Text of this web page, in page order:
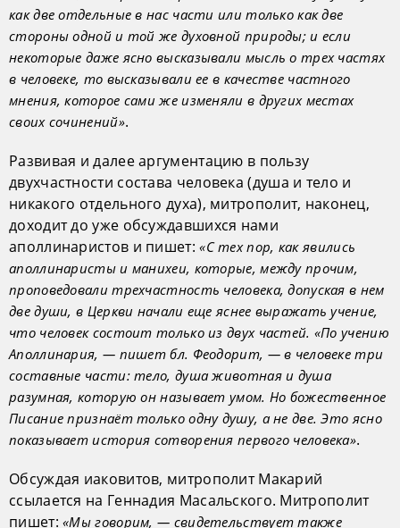
как две отдельные в нас части или только как две
стороны одной и той же духовной природы; и если
некоторые даже ясно высказывали мысль о трех частях
в человеке, то высказывали ее в качестве частного
мнения, которое сами же изменяли в других местах
своих сочинений».
Развивая и далее аргументацию в пользу
двухчастности состава человека (душа и тело и
никакого отдельного духа), митрополит, наконец,
доходит до уже обсуждавшихся нами
аполлинаристов и пишет:«С тех пор, как явились
аполлинаристы и манихеи, которые, между прочим,
проповедовали трехчастность человека, допуская в нем
две души, в Церкви начали еще яснее выражать учение,
что человек состоит только из двух частей. «По учению
Аполлинария, — пишет бл. Феодорит, — в человеке три
составные части: тело, душа животная и душа
разумная, которую он называет умом. Но божественное
Писание признаёт только одну душу, а не две. Это ясно
показывает история сотворения первого человека».
Обсуждая иаковитов, митрополит Макарий
ссылается на Геннадия Масальского. Митрополит
пишет:«Мы говорим, — свидетельствует также